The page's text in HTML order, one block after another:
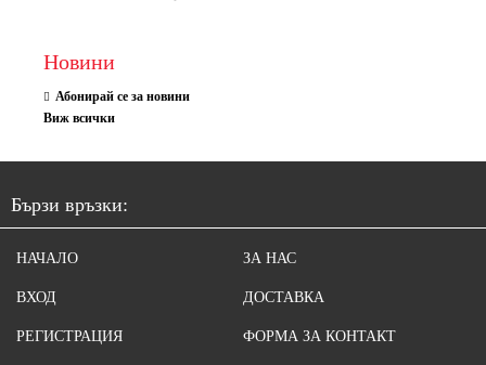
Новини
Абонирай се за новини
Виж всички
Бързи връзки:
НАЧАЛО
ВХОД
РЕГИСТРАЦИЯ
ЗА НАС
ДОСТАВКА
ФОРМА ЗА КОНТАКТ